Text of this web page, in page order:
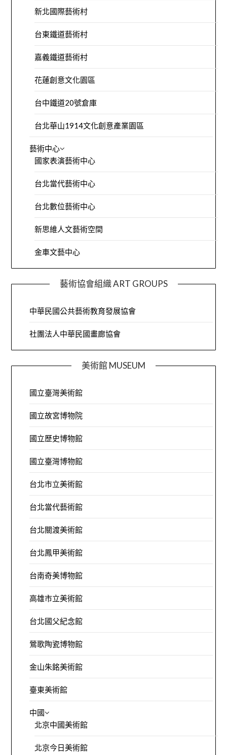
新北國際藝術村
台東鐵道藝術村
嘉義鐵道藝術村
花蓮創意文化園區
台中鐵道20號倉庫
台北華山1914文化創意產業園區
藝術中心
國家表演藝術中心
台北當代藝術中心
台北數位藝術中心
新思維人文藝術空間
金車文藝中心
藝術協會組織 ART GROUPS
中華民國公共藝術教育發展協會
社團法人中華民國畫廊協會
美術館 MUSEUM
國立臺灣美術館
國立故宮博物院
國立歷史博物館
國立臺灣博物館
台北市立美術館
台北當代藝術館
台北關渡美術館
台北鳳甲美術館
台南奇美博物館
高雄市立美術館
台北國父紀念館
鶯歌陶瓷博物館
金山朱銘美術館
臺東美術館
中國
北京中國美術館
北京今日美術館